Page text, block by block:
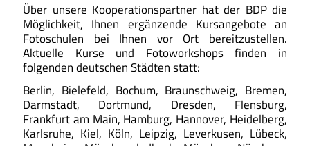
Über unsere Kooperationspartner hat der BDP die
Möglichkeit, Ihnen ergänzende Kursangebote an
Fotoschulen bei Ihnen vor Ort bereitzustellen.
Aktuelle Kurse und Fotoworkshops finden in
folgenden deutschen Städten statt:
Berlin, Bielefeld, Bochum, Braunschweig, Bremen,
Darmstadt, Dortmund, Dresden, Flensburg,
Frankfurt am Main, Hamburg, Hannover, Heidelberg,
Karlsruhe, Kiel, Köln, Leipzig, Leverkusen, Lübeck,